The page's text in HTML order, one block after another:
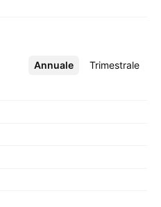
Annuale Trimestrale
Altro